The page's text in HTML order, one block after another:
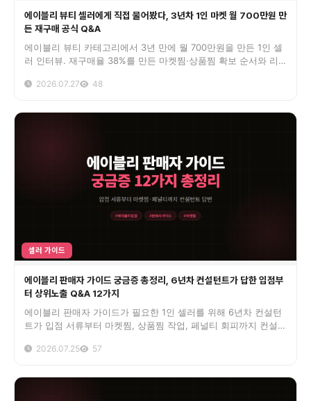
에이블리 뷰티 셀러에게 직접 물어봤다, 3년차 1인 마켓 월 700만원 만
든 재구매 공식 Q&A
에이블리 뷰티 카테고리에서 3년 만에 월 700만원을 만든 1인 셀
러 인터뷰. 재구매율 38%를 만든 마켓찜·상품찜 확보 순서와 리
니다.2026.07.27 48
셀러 가이드
에이블리 판매자 가이드 궁금증 총정리, 6년차 컨설턴트가 답한 입점부
터 상위노출 Q&A 12가지
에이블리 판매자 가이드가 필요한 1인 셀러를 위해 6년차 컨설턴
트가 입점 서류부터 마켓찜, 상품찜 작업, 페널티 회피까지 컨설팅
2026.07.25 57